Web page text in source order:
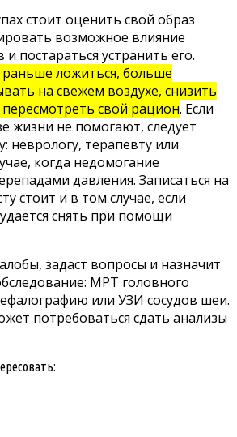
стоит оценить свой образ
возможное влияние
постараться устранить его.
раньше ложиться, больше
на свежем воздухе, снизить
пересмотреть свой рацион. Если
жизни не помогают, следует
неврологу, терапевту или
когда недомогание
давления. Записаться на
стоит и в том случае, если
снять при помощи
задаст вопросы и назначит
МРТ головного
или УЗИ сосудов шеи.
потребоваться сдать анализы